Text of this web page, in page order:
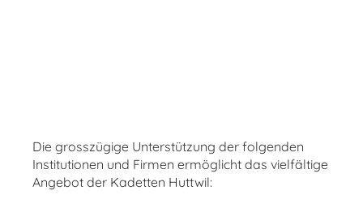
Die grosszügige Unterstützung der folgenden
Institutionen und Firmen ermöglicht das vielfältige
Angebot der Kadetten Huttwil: